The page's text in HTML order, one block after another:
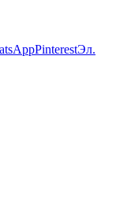
PinterestЭл.